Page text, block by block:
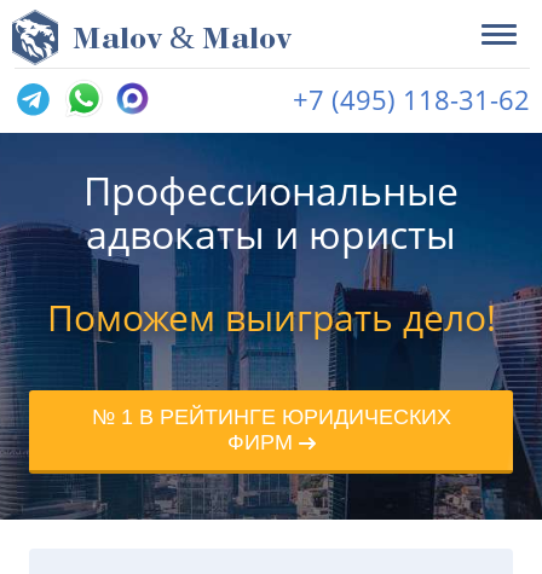
Malov & Malov
+7 (495) 118-31-62
Профессиональные
адвокаты и юристы
Поможем выиграть дело!
№ 1 В РЕЙТИНГЕ ЮРИДИЧЕСКИХ
ФИРМ